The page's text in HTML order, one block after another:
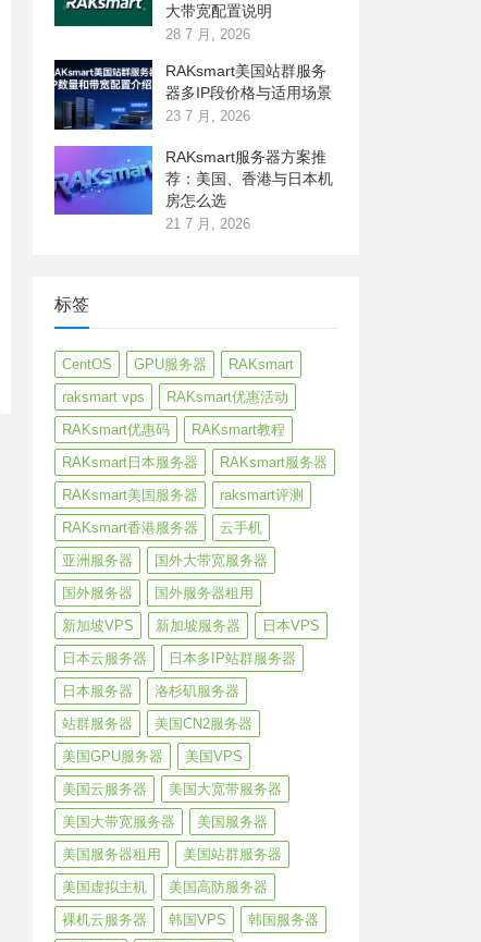
大带宽配置说明
28 7 月, 2026
RAKsmart美国站群服务
器多IP段价格与适用场景
23 7 月, 2026
RAKsmart服务器方案推
荐：美国、香港与日本机
房怎么选
21 7 月, 2026
标签
CentOS GPU服务器
RAKsmart
raksmart vps
RAKsmart优惠活动
RAKsmart优惠码
RAKsmart教程
RAKsmart日本服务器
RAKsmart服务器
RAKsmart美国服务器
raksmart评测
RAKsmart香港服务器
云手机
亚洲服务器
国外大带宽服务器
国外服务器
国外服务器租用
新加坡VPS
新加坡服务器
日本VPS
日本云服务器
日本多IP站群服务器
日本服务器
洛杉矶服务器
站群服务器
美国CN2服务器
美国GPU服务器
美国VPS
美国云服务器
美国大宽带服务器
美国大带宽服务器
美国服务器
美国服务器租用
美国站群服务器
美国虚拟主机
美国高防服务器
裸机云服务器
韩国VPS
韩国服务器